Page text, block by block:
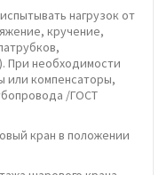
нагрузок от
кручение,
При необходимости
или компенсаторы,
/ГОСТ
кран в положении